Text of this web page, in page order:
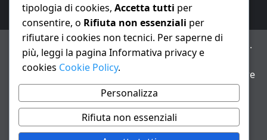
ANNO XXIII – Testata giornalistica reg. Trib. Milano n.
487 del 20/9/2002 – Dir. resp. Andrea Fiorini
Avviso IA: alcuni articoli di questo sito possono essere
realizzati con il supporto di sistemi di intelligenza
artificiale con supervisione e verifica di un redattore
Informativa privacy e cookie
tipologia di cookies, Accetta tutti per
consentire, o Rifiuta non essenziali per
rifiutare i cookies non tecnici. Per saperne di
più, leggi la pagina Informativa privacy e
cookies Cookie Policy.
Personalizza
Rifiuta non essenziali